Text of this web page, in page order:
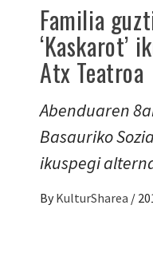
Familia
‘Kaskarot’
Atx Teatroa
Abenduaren
Basauriko
ikuspegi
By KulturSharea /